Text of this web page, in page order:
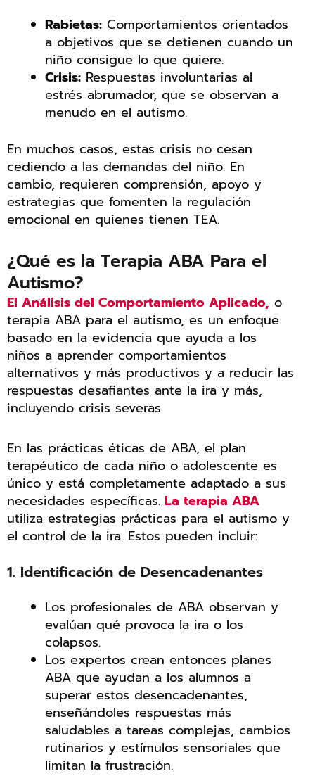
Rabietas: Comportamientos orientados
a objetivos que se detienen cuando un
niño consigue lo que quiere.
Crisis: Respuestas involuntarias al
estrés abrumador, que se observan a
menudo en el autismo.
En muchos casos, estas crisis no cesan
cediendo a las demandas del niño. En
cambio, requieren comprensión, apoyo y
estrategias que fomenten la regulación
emocional en quienes tienen TEA.
¿Qué es la Terapia ABA Para el
Autismo?
El Análisis del Comportamiento Aplicado, o
terapia ABA para el autismo, es un enfoque
basado en la evidencia que ayuda a los
niños a aprender comportamientos
alternativos y más productivos y a reducir las
respuestas desafiantes ante la ira y más,
incluyendo crisis severas.
En las prácticas éticas de ABA, el plan
terapéutico de cada niño o adolescente es
único y está completamente adaptado a sus
necesidades específicas. La terapia ABA
utiliza estrategias prácticas para el autismo y
el control de la ira. Estos pueden incluir:
1. Identificación de Desencadenantes
Los profesionales de ABA observan y
evalúan qué provoca la ira o los
colapsos.
Los expertos crean entonces planes
ABA que ayudan a los alumnos a
superar estos desencadenantes,
enseñándoles respuestas más
saludables a tareas complejas, cambios
rutinarios y estímulos sensoriales que
limitan la frustración.